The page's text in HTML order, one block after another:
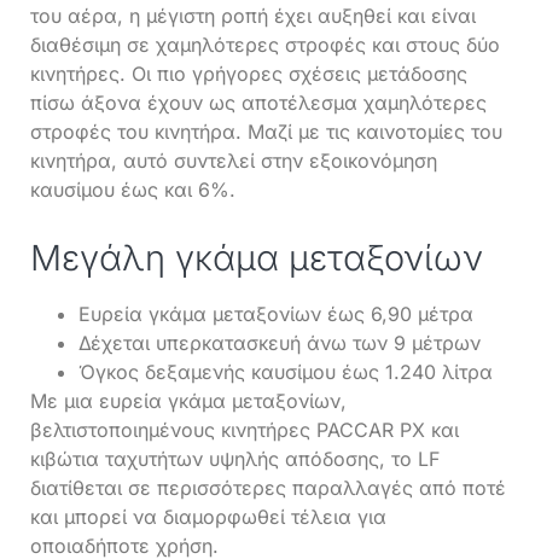
του αέρα, η μέγιστη ροπή έχει αυξηθεί και είναι
διαθέσιμη σε χαμηλότερες στροφές και στους δύο
κινητήρες. Οι πιο γρήγορες σχέσεις μετάδοσης
πίσω άξονα έχουν ως αποτέλεσμα χαμηλότερες
στροφές του κινητήρα. Μαζί με τις καινοτομίες του
κινητήρα, αυτό συντελεί στην εξοικονόμηση
καυσίμου έως και 6%.
Μεγάλη γκάμα μεταξονίων
Ευρεία γκάμα μεταξονίων έως 6,90 μέτρα
Δέχεται υπερκατασκευή άνω των 9 μέτρων
Όγκος δεξαμενής καυσίμου έως 1.240 λίτρα
Με μια ευρεία γκάμα μεταξονίων,
βελτιστοποιημένους κινητήρες PACCAR PX και
κιβώτια ταχυτήτων υψηλής απόδοσης, το LF
διατίθεται σε περισσότερες παραλλαγές από ποτέ
και μπορεί να διαμορφωθεί τέλεια για
οποιαδήποτε χρήση.